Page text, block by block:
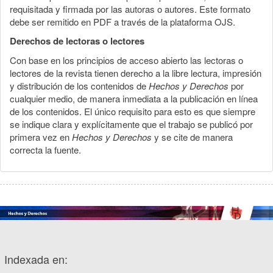
requisitada y firmada por las autoras o autores. Este formato
debe ser remitido en PDF a través de la plataforma OJS.
Derechos de lectoras o lectores
Con base en los principios de acceso abierto las lectoras o
lectores de la revista tienen derecho a la libre lectura, impresión
y distribución de los contenidos deHechos y Derechos por
cualquier medio, de manera inmediata a la publicación en línea
de los contenidos. El único requisito para esto es que siempre
se indique clara y explícitamente que el trabajo se publicó por
primera vez enHechos y Derechos y se cite de manera
correcta la fuente.
Indexada en: